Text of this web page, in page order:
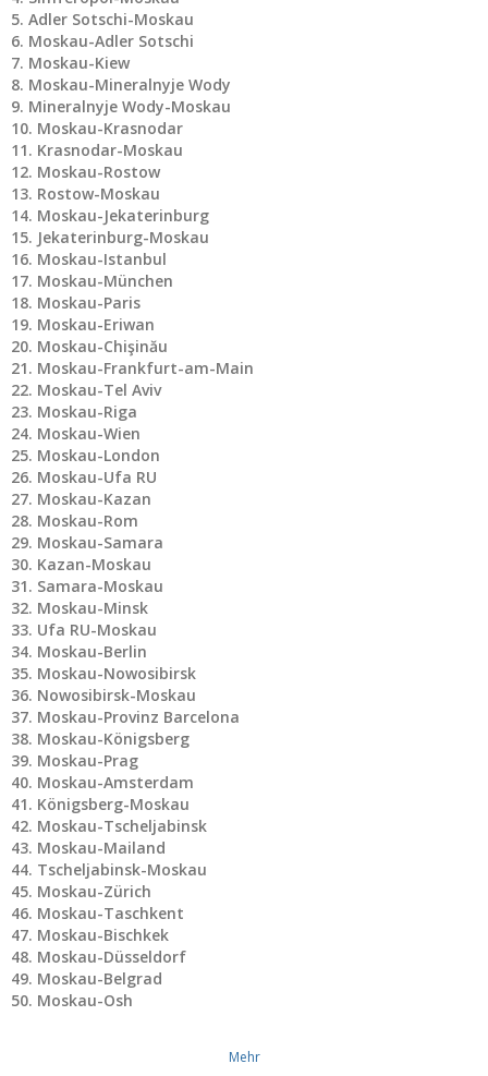
Adler Sotschi-Moskau
Moskau-Adler Sotschi
Moskau-Kiew
Moskau-Mineralnyje Wody
Mineralnyje Wody-Moskau
Moskau-Krasnodar
Krasnodar-Moskau
Moskau-Rostow
Rostow-Moskau
Moskau-Jekaterinburg
Jekaterinburg-Moskau
Moskau-Istanbul
Moskau-München
Moskau-Paris
Moskau-Eriwan
Moskau-Chişinău
Moskau-Frankfurt-am-Main
Moskau-Tel Aviv
Moskau-Riga
Moskau-Wien
Moskau-London
Moskau-Ufa RU
Moskau-Kazan
Moskau-Rom
Moskau-Samara
Kazan-Moskau
Samara-Moskau
Moskau-Minsk
Ufa RU-Moskau
Moskau-Berlin
Moskau-Nowosibirsk
Nowosibirsk-Moskau
Moskau-Provinz Barcelona
Moskau-Königsberg
Moskau-Prag
Moskau-Amsterdam
Königsberg-Moskau
Moskau-Tscheljabinsk
Moskau-Mailand
Tscheljabinsk-Moskau
Moskau-Zürich
Moskau-Taschkent
Moskau-Bischkek
Moskau-Düsseldorf
Moskau-Belgrad
Moskau-Osh
Mehr